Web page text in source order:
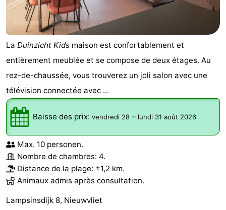
La Duinzicht Kids maison est confortablement et
entièrement meublée et se compose de deux étages. Au
rez-de-chaussée, vous trouverez un joli salon avec une
télévision connectée avec ...
Baisse des prix: vendredi 28 – lundi 31 août 2026
Max. 10 personen.
Nombre de chambres: 4.
Distance de la plage: ±1,2 km.
Animaux admis après consultation.
Lampsinsdijk 8, Nieuwvliet